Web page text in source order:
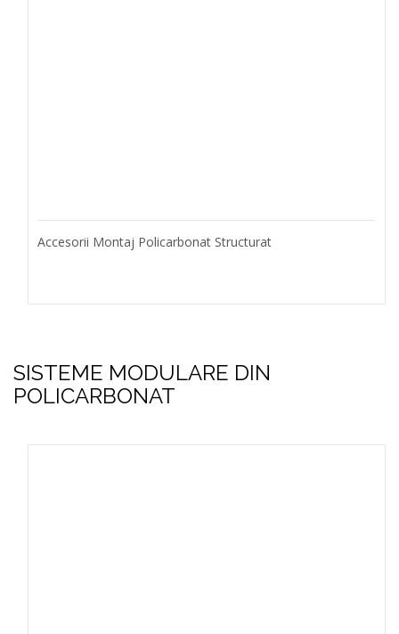
Accesorii Montaj Policarbonat Structurat
SISTEME MODULARE DIN
POLICARBONAT